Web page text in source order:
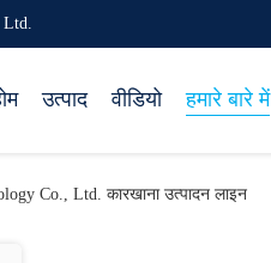
Ltd.
उत्पाद वीडियो हमारे बारे में
Co., Ltd. कारखाना उत्पादन लाइन